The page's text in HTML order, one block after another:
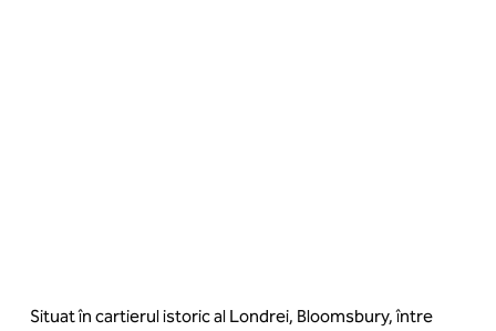
Situat în cartierul istoric al Londrei, Bloomsbury, între